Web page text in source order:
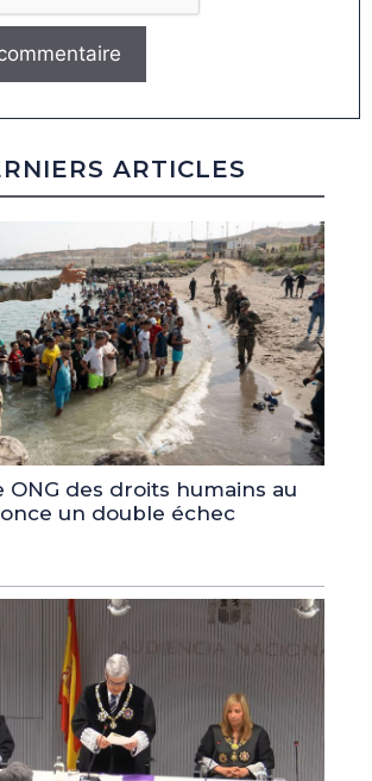
ARTICLES
ONG des droits humains au
un double échec